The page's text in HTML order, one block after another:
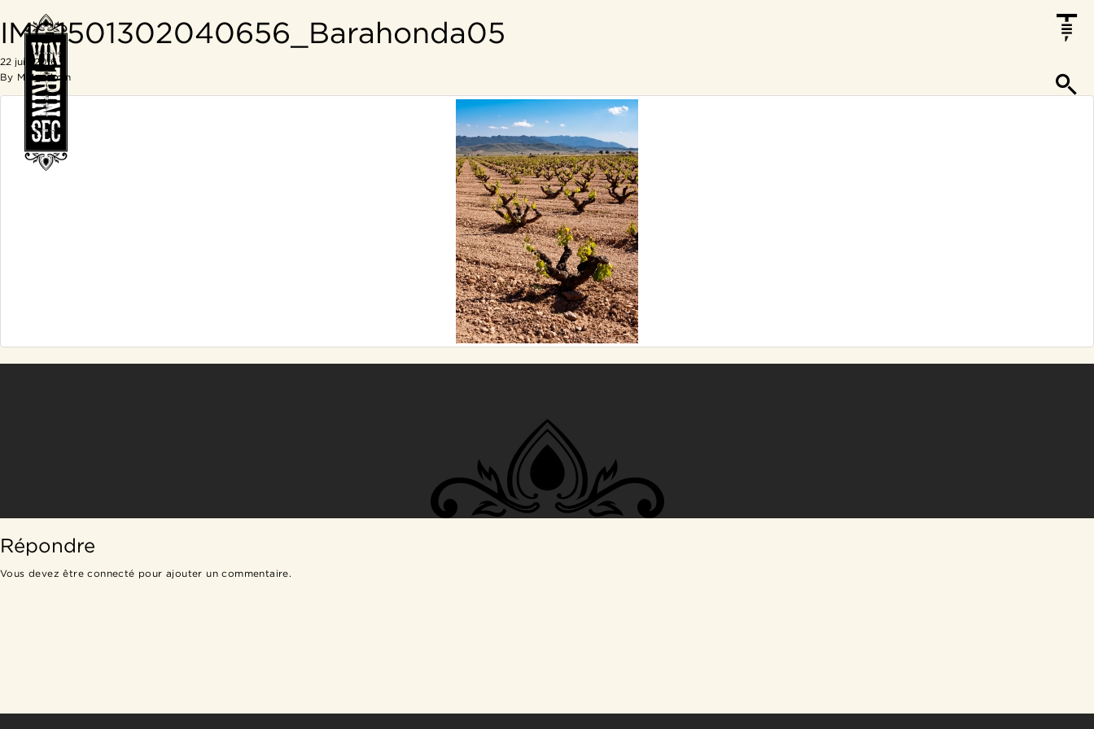
IMG1501302040656_Barahonda05
22 juin 2016
By MM_admin
Répondre
Vous devez êtreconnecté pour ajouter un commentaire.